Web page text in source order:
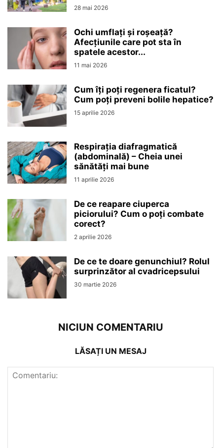
28 mai 2026
Ochi umflați și roșeață?
Afecțiunile care pot sta în
spatele acestor...
11 mai 2026
Cum îți poți regenera ficatul?
Cum poți preveni bolile hepatice?
15 aprilie 2026
Respirația diafragmatică
(abdominală) – Cheia unei
sănătăți mai bune
11 aprilie 2026
De ce reapare ciuperca
piciorului? Cum o poți combate
corect?
2 aprilie 2026
De ce te doare genunchiul? Rolul
surprinzător al cvadricepsului
30 martie 2026
NICIUN COMENTARIU
LĂSAȚI UN MESAJ